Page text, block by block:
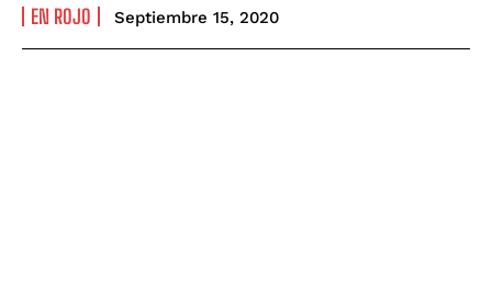
EN ROJO Septiembre 15, 2020